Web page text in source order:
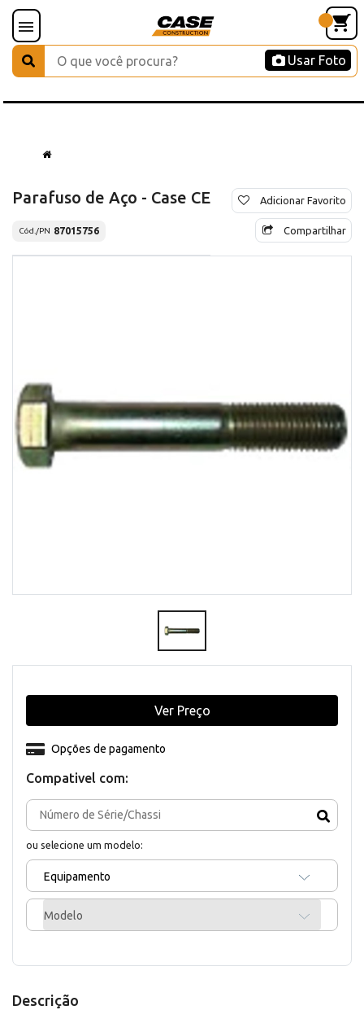
Usar Foto
Parafuso de Aço - Case CE
Cód./PN 87015756
Adicionar Favorito
Compartilhar
Compativel com:
ou selecione um modelo:
Equipamento
Modelo
Opções de pagamento
Ver Preço
Descrição